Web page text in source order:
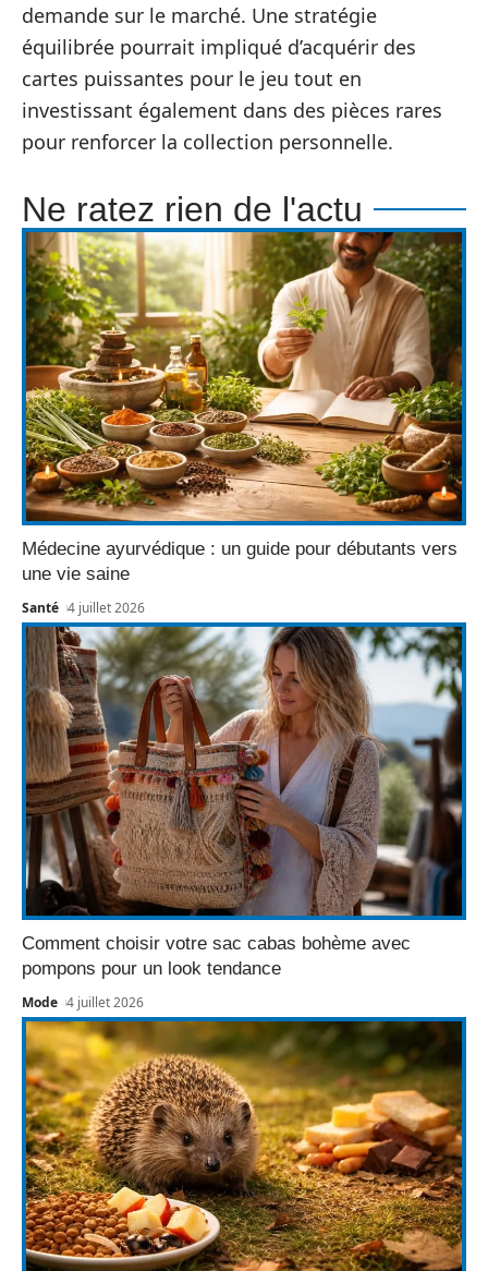
demande sur le marché. Une stratégie
équilibrée pourrait impliqué d’acquérir des
cartes puissantes pour le jeu tout en
investissant également dans des pièces rares
pour renforcer la collection personnelle.
Ne ratez rien de l'actu
Médecine ayurvédique : un guide pour débutants vers
une vie saine
Santé 4 juillet 2026
Comment choisir votre sac cabas bohème avec
pompons pour un look tendance
Mode 4 juillet 2026